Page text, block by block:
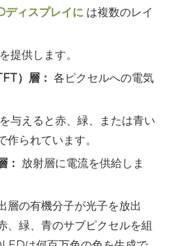
ィスプレイに は複数のレイ
提供します。
）層： 各ピクセルへの電気
与えると赤、緑、または青い
られています。
： 放射層に電流を供給しま
層の有機分子が光子を放出
、緑、青のサブピクセルを組